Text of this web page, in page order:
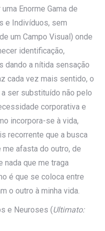
Enorme Gama de
e Indivíduos, sem
um Campo Visual) onde
identificação,
dando a nítida sensação
cada vez mais sentido, o
ser substituído não pelo
corporativa e
incorpora-se à vida,
recorrente que a busca
afasta do outro, de
nada que me traga
é que se coloca entre
o outro à minha vida.
e Neuroses (Ultimato: